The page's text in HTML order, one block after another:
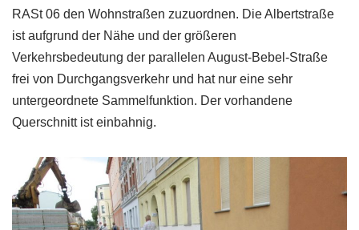
RASt 06 den Wohnstraßen zuzuordnen. Die Albertstraße
ist aufgrund der Nähe und der größeren
Verkehrsbedeutung der parallelen August-Bebel-Straße
frei von Durchgangsverkehr und hat nur eine sehr
untergeordnete Sammelfunktion. Der vorhandene
Querschnitt ist einbahnig.